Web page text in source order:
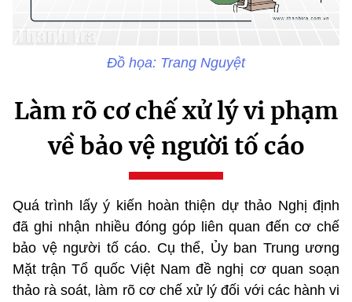
Đồ họa: Trang Nguyệt
Làm rõ cơ chế xử lý vi phạm
về bảo vệ người tố cáo
Quá trình lấy ý kiến hoàn thiện dự thảo Nghị định
đã ghi nhận nhiều đóng góp liên quan đến cơ chế
bảo vệ người tố cáo. Cụ thể, Ủy ban Trung ương
Mặt trận Tổ quốc Việt Nam đề nghị cơ quan soạn
thảo rà soát, làm rõ cơ chế xử lý đối với các hành vi